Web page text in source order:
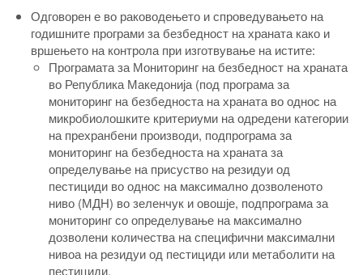
Одговорен е во раководењето и спроведувањето на
годишните програми за безбедност на храната како и
вршењето на контрола при изготвување на истите:
Програмата за Мониторинг на безбедност на храната
во Република Македонија (под програма за
мониторинг на безбедноста на храната во однос на
микробиолошките критериуми на одредени категории
на прехранбени производи, подпрограма за
мониторинг на безбедноста на храната за
определување на присуство на резидуи од
пестициди во однос на максимално дозволеното
ниво (МДН) во зеленчук и овошје, подпрограма за
мониторинг со определување на максимално
дозволени количества на специфични максимални
нивоа на резидуи од пестициди или метаболити на
пестициди.